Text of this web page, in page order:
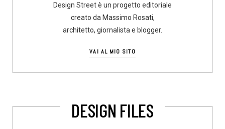
Design Street è un progetto editoriale
creato da Massimo Rosati,
architetto, giornalista e blogger.
VAI AL MIO SITO
DESIGN FILES